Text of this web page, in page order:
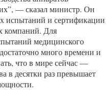
— сказал министр. Он
испытаний и сертификации
компаний. Для
медицинского
много времени и
что в мире сейчас —
в десятки раз превышает